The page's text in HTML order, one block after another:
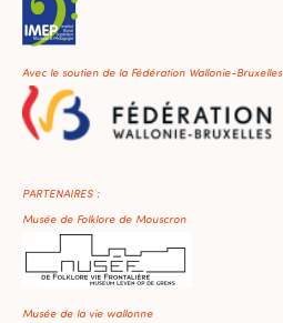
Avec le soutien de la Fédération Wallonie-Bruxelles
PARTENAIRES :
Musée de Folklore de Mouscron
Musée de la vie wallonne